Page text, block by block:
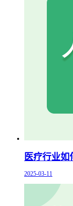
医疗行业如
2025-03-11